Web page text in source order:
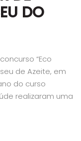
DO
“Eco
de Azeite, em
do curso
realizaram uma